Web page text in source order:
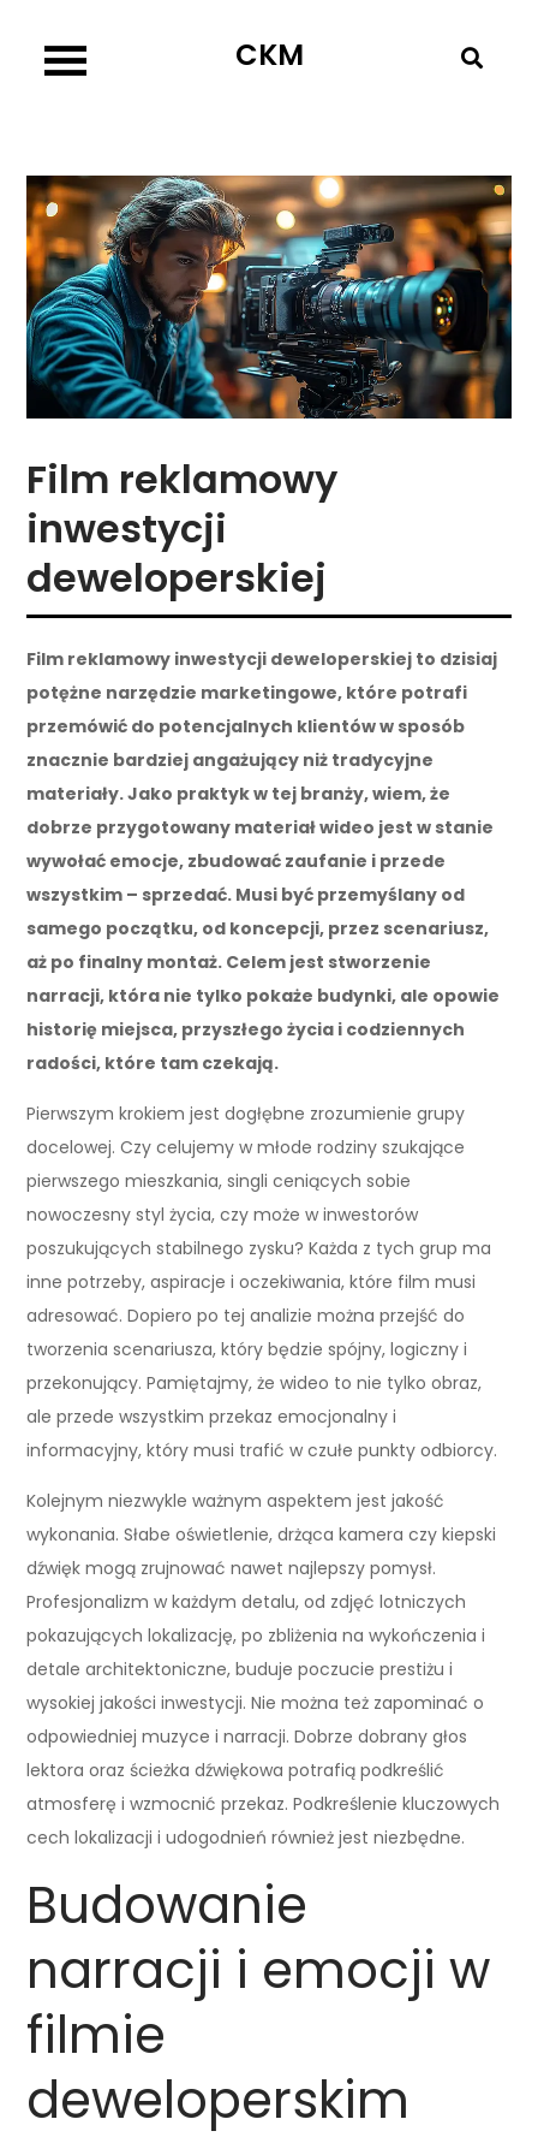
content
CKM
Film reklamowy
inwestycji
deweloperskiej
Film reklamowy inwestycji deweloperskiej to dzisiaj
potężne narzędzie marketingowe, które potrafi
przemówić do potencjalnych klientów w sposób
znacznie bardziej angażujący niż tradycyjne
materiały. Jako praktyk w tej branży, wiem, że
dobrze przygotowany materiał wideo jest w stanie
wywołać emocje, zbudować zaufanie i przede
wszystkim – sprzedać. Musi być przemyślany od
samego początku, od koncepcji, przez scenariusz,
aż po finalny montaż. Celem jest stworzenie
narracji, która nie tylko pokaże budynki, ale opowie
historię miejsca, przyszłego życia i codziennych
radości, które tam czekają.
Pierwszym krokiem jest dogłębne zrozumienie grupy
docelowej. Czy celujemy w młode rodziny szukające
pierwszego mieszkania, singli ceniących sobie
nowoczesny styl życia, czy może w inwestorów
poszukujących stabilnego zysku? Każda z tych grup ma
inne potrzeby, aspiracje i oczekiwania, które film musi
adresować. Dopiero po tej analizie można przejść do
tworzenia scenariusza, który będzie spójny, logiczny i
przekonujący. Pamiętajmy, że wideo to nie tylko obraz,
ale przede wszystkim przekaz emocjonalny i
informacyjny, który musi trafić w czułe punkty odbiorcy.
Kolejnym niezwykle ważnym aspektem jest jakość
wykonania. Słabe oświetlenie, drżąca kamera czy kiepski
dźwięk mogą zrujnować nawet najlepszy pomysł.
Profesjonalizm w każdym detalu, od zdjęć lotniczych
pokazujących lokalizację, po zbliżenia na wykończenia i
detale architektoniczne, buduje poczucie prestiżu i
wysokiej jakości inwestycji. Nie można też zapominać o
odpowiedniej muzyce i narracji. Dobrze dobrany głos
lektora oraz ścieżka dźwiękowa potrafią podkreślić
atmosferę i wzmocnić przekaz. Podkreślenie kluczowych
cech lokalizacji i udogodnień również jest niezbędne.
Budowanie
narracji i emocji w
filmie
deweloperskim